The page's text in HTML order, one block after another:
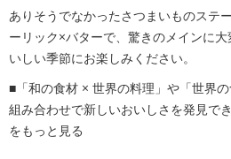
ありそうでなかったさつまいものステ
ーリック×バターで、驚きのメインに
いしい季節にお楽しみください。
■「和の食材 × 世界の料理」や「世界
組み合わせで新しいおいしさを発見で
をもっと見る